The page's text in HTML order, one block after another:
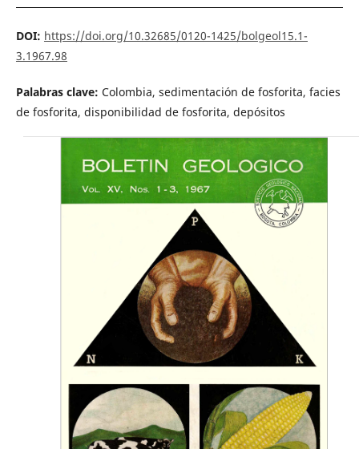
DOI: https://doi.org/10.32685/0120-1425/bolgeol15.1-
3.1967.98
Palabras clave: Colombia, sedimentación de fosforita, facies
de fosforita, disponibilidad de fosforita, depósitos